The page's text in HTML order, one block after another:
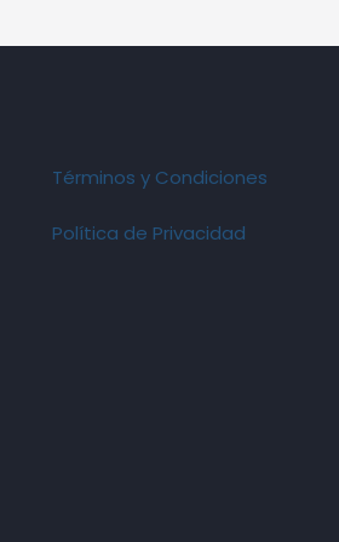
Términos y Condiciones
Política de Privacidad